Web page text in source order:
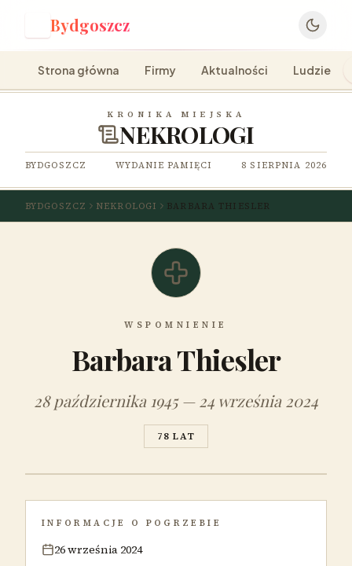
Bydgoszcz
Strona główna Firmy Aktualności Ludzie
KRONIKA MIEJSKA
NEKROLOGI
BYDGOSZCZ WYDANIE PAMIĘCI 8 SIERPNIA 2026
BYDGOSZCZ NEKROLOGI BARBARA THIESLER
WSPOMNIENIE
Barbara Thiesler
28 października 1945 — 24 września 2024
78 LAT
INFORMACJE O POGRZEBIE
26 września 2024